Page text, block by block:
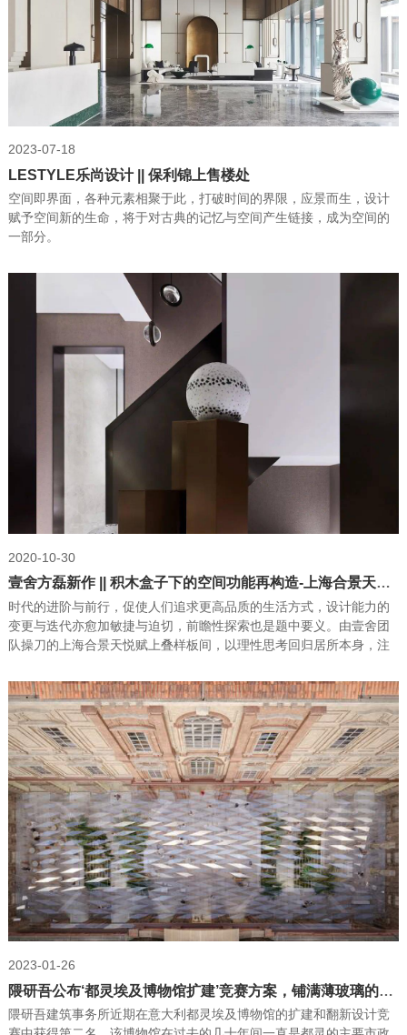
2023-07-18
LESTYLE乐尚设计 || 保利锦上售楼处
空间即界面，各种元素相聚于此，打破时间的界限，应景而生，设计
赋予空间新的生命，将于对古典的记忆与空间产生链接，成为空间的
一部分。
2020-10-30
壹舍方磊新作 || 积木盒子下的空间功能再构造-上海合景天悦赋上叠样板间
时代的进阶与前行，促使人们追求更高品质的生活方式，设计能力的
变更与迭代亦愈加敏捷与迫切，前瞻性探索也是题中要义。由壹舍团
队操刀的上海合景天悦赋上叠样板间，以理性思考回归居所本身，注
挖掘更多美好与潜能。
2023-01-26
隈研吾公布‘都灵埃及博物馆扩建’竞赛方案，铺满薄玻璃的市中心
隈研吾建筑事务所近期在意大利都灵埃及博物馆的扩建和翻新设计竞